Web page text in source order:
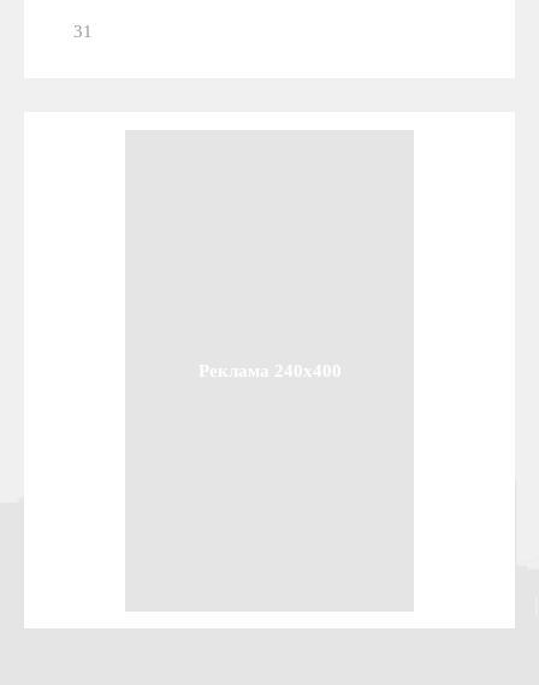
31
Реклама 240x400